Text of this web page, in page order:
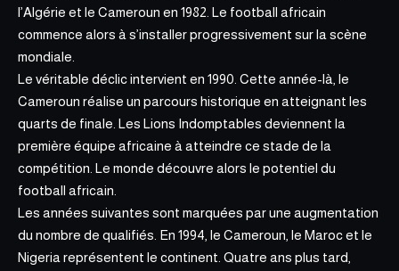
l’Algérie et le Cameroun en 1982. Le football africain
commence alors à s’installer progressivement sur la scène
mondiale.
Le véritable déclic intervient en 1990. Cette année-là, le
Cameroun réalise un parcours historique en atteignant les
quarts de finale. Les Lions Indomptables deviennent la
première équipe africaine à atteindre ce stade de la
compétition. Le monde découvre alors le potentiel du
football africain.
Les années suivantes sont marquées par une augmentation
du nombre de qualifiés. En 1994, le Cameroun, le Maroc et le
Nigeria représentent le continent. Quatre ans plus tard,